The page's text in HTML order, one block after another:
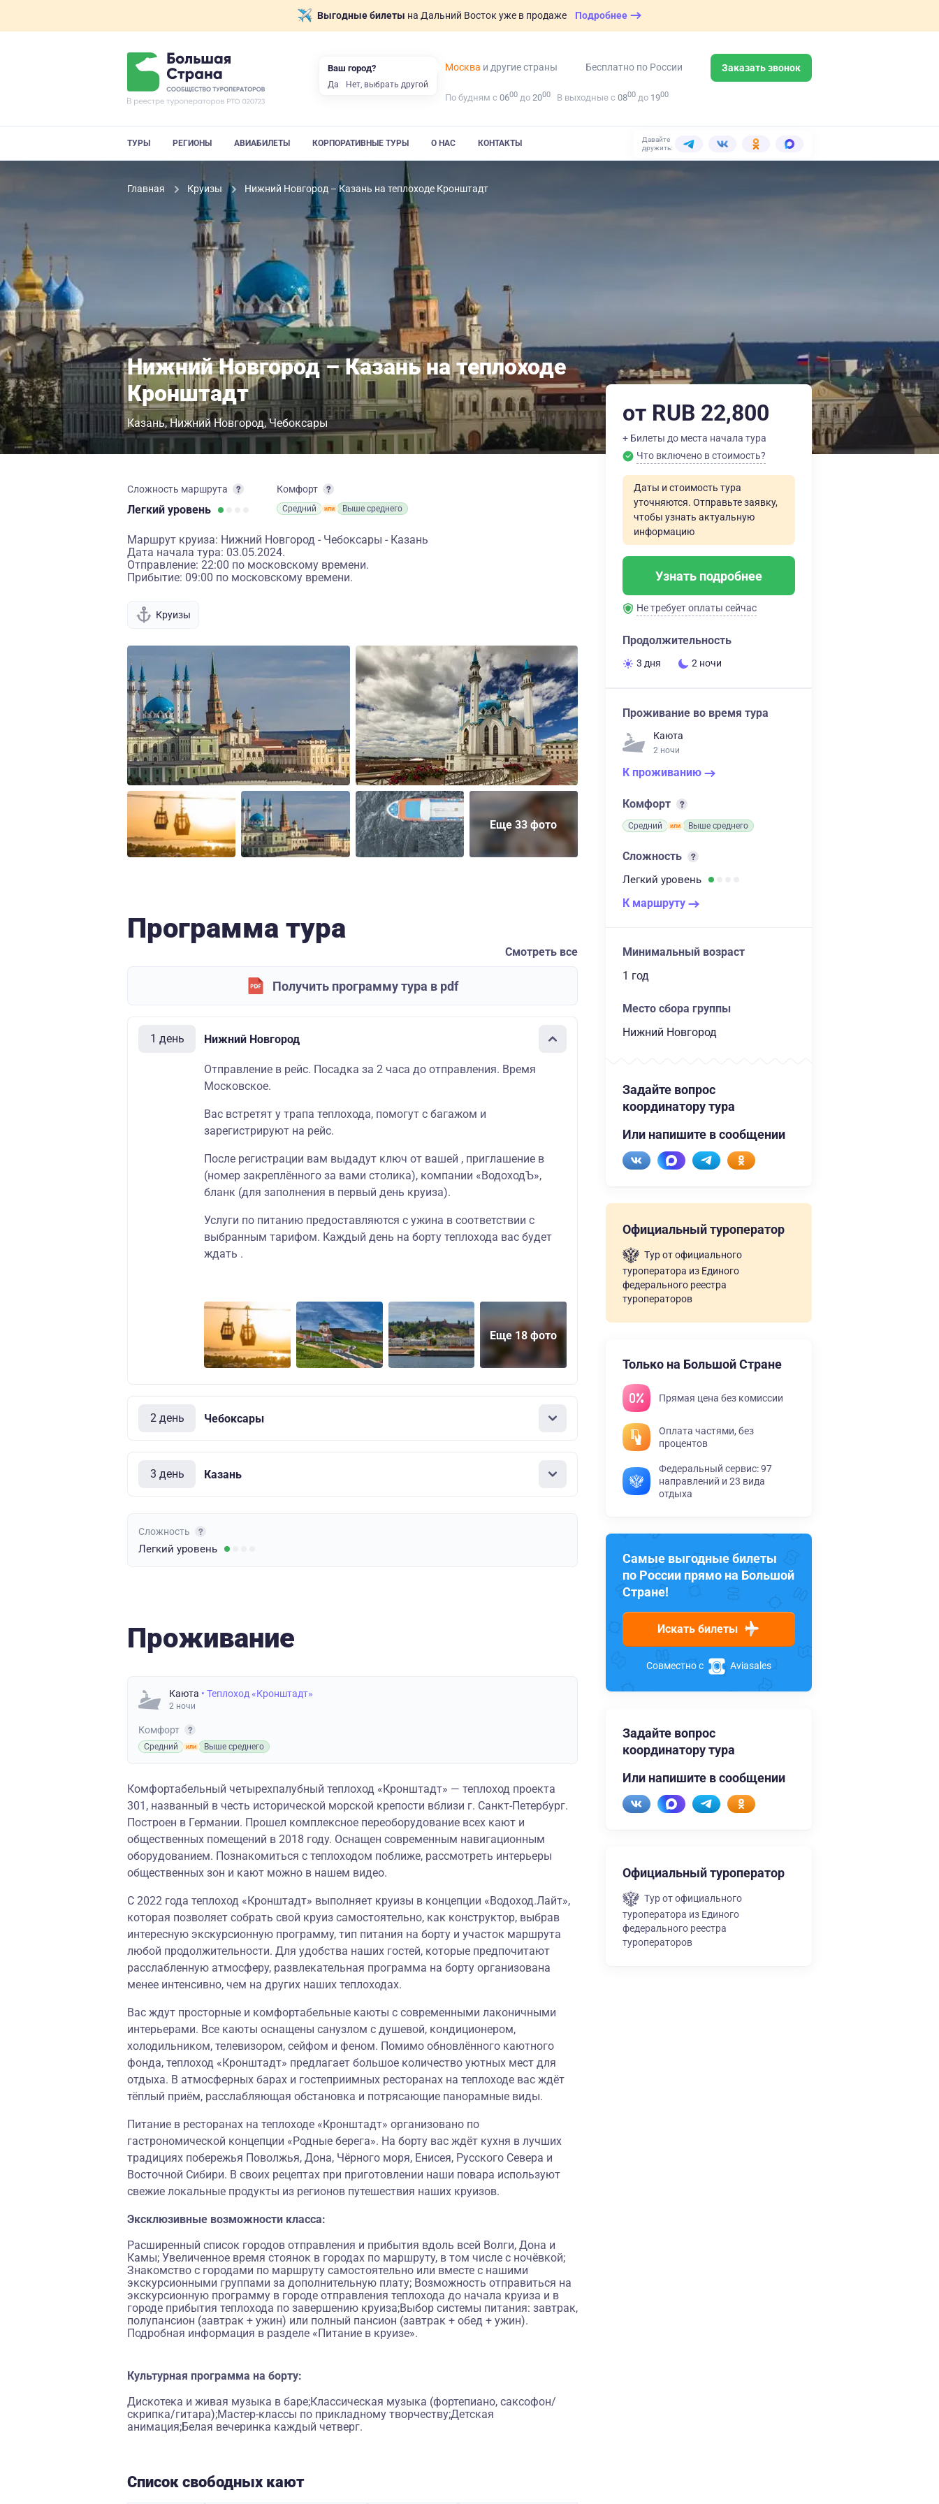
Выгодные билеты на Дальний Восток уже в продаже Подробнее
Москва и другие страны Бесплатно по России Заказать звонок
По будням с 0600 до 2000 В выходные с 0800 до 1900
ТУРЫ РЕГИОНЫ АВИАБИЛЕТЫ КОРПОРАТИВНЫЕ ТУРЫ О НАС КОНТАКТЫ
Давайте
дружить:
Главная Круизы Нижний Новгород – Казань на теплоходе Кронштадт
Нижний Новгород – Казань на теплоходе
Кронштадт
Казань Нижний Новгород Чебоксары
Сложность маршрута
Легкий уровень
Комфорт
Средний Выше среднего
Маршрут круиза: Нижний Новгород - Чебоксары - Казань
Дата начала тура: 03.05.2024.
Отправление: 22:00 по московскому времени.
Прибытие: 09:00 по московскому времени.
Круизы
Еще 33 фото
Программа тура
Смотреть все
Получить программу тура в pdf
1 день Нижний Новгород
Отправление в рейс. Посадка за 2 часа до отправления. Время
Московское.
Вас встретят у трапа теплохода, помогут с багажом и
зарегистрируют на рейс.
После регистрации вам выдадут ключ от вашей , приглашение в
(номер закреплённого за вами столика), компании «ВодоходЪ»,
бланк (для заполнения в первый день круиза).
Услуги по питанию предоставляются с ужина в соответствии с
выбранным тарифом. Каждый день на борту теплохода вас будет
ждать .
Еще 18 фото
2 день Чебоксары
3 день Казань
Сложность
Легкий уровень
Проживание
Каюта • Теплоход «Кронштадт»
2 ночи
Комфорт
Средний Выше среднего
Комфортабельный четырехпалубный теплоход «Кронштадт» — теплоход проекта
301, названный в честь исторической морской крепости вблизи г. Санкт-Петербург.
Построен в Германии. Прошел комплексное переоборудование всех кают и
общественных помещений в 2018 году. Оснащен современным навигационным
оборудованием. Познакомиться с теплоходом поближе, рассмотреть интерьеры
общественных зон и кают можно в нашем видео.
С 2022 года теплоход «Кронштадт» выполняет круизы в концепции «Водоход.Лайт»,
которая позволяет собрать свой круиз самостоятельно, как конструктор, выбрав
интересную экскурсионную программу, тип питания на борту и участок маршрута
любой продолжительности. Для удобства наших гостей, которые предпочитают
расслабленную атмосферу, развлекательная программа на борту организована
менее интенсивно, чем на других наших теплоходах.
Вас ждут просторные и комфортабельные каюты с современными лаконичными
интерьерами. Все каюты оснащены санузлом с душевой, кондиционером,
холодильником, телевизором, сейфом и феном. Помимо обновлённого каютного
фонда, теплоход «Кронштадт» предлагает большое количество уютных мест для
отдыха. В атмосферных барах и гостеприимных ресторанах на теплоходе вас ждёт
тёплый приём, расслабляющая обстановка и потрясающие панорамные виды.
Питание в ресторанах на теплоходе «Кронштадт» организовано по
гастрономической концепции «Родные берега». На борту вас ждёт кухня в лучших
традициях побережья Поволжья, Дона, Чёрного моря, Енисея, Русского Севера и
Восточной Сибири. В своих рецептах при приготовлении наши повара используют
свежие локальные продукты из регионов путешествия наших круизов.
Эксклюзивные возможности класса:
Расширенный список городов отправления и прибытия вдоль всей Волги, Дона и
Камы; Увеличенное время стоянок в городах по маршруту, в том числе с ночёвкой;
Знакомство с городами по маршруту самостоятельно или вместе с нашими
экскурсионными группами за дополнительную плату; Возможность отправиться на
экскурсионную программу в городе отправления теплохода до начала круиза и в
городе прибытия теплохода по завершению круиза;Выбор системы питания: завтрак,
полупансион (завтрак + ужин) или полный пансион (завтрак + обед + ужин).
Подробная информация в разделе «Питание в круизе».
Культурная программа на борту:
Дискотека и живая музыка в баре;Классическая музыка (фортепиано, саксофон/
скрипка/гитара);Мастер-классы по прикладному творчеству;Детская
анимация;Белая вечеринка каждый четверг.
Список свободных кают
от RUB 22,800
+ Билеты до места начала тура
Что включено в стоимость?
Даты и стоимость тура
уточняются. Отправьте заявку,
чтобы узнать актуальную
информацию
Узнать подробнее
Не требует оплаты сейчас
Продолжительность
3 дня 2 ночи
Проживание во время тура
Каюта
2 ночи
К проживанию
Комфорт
Средний Выше среднего
Сложность
Легкий уровень
К маршруту
Минимальный возраст
1 год
Место сбора группы
Нижний Новгород
Задайте вопрос
координатору тура
Или напишите в сообщении
Официальный туроператор
Тур от официального
туроператора из Единого
федерального реестра
туроператоров
Только на Большой Стране
Прямая цена без комиссии
Оплата частями, без
процентов
Федеральный сервис: 97
направлений и 23 вида
отдыха
Самые выгодные билеты
по России прямо на Большой
Стране!
Искать билеты
Совместно с Aviasales
Задайте вопрос
координатору тура
Или напишите в сообщении
Официальный туроператор
Тур от официального
туроператора из Единого
федерального реестра
туроператоров
Ваш город?
Да Нет, выбрать другой